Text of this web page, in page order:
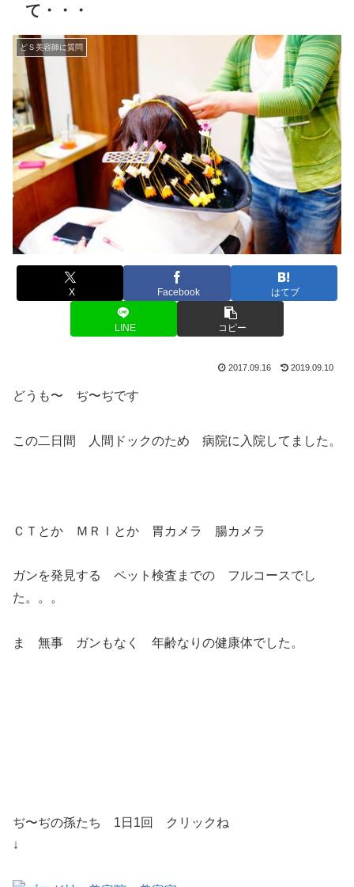
て・・・
どＳ美容師に質問
X Facebook はてブ
LINE コピー
2017.09.16 2019.09.10
どうも〜 ぢ〜ぢです
この二日間 人間ドックのため 病院に入院してました。
ＣＴとか ＭＲＩとか 胃カメラ 腸カメラ
ガンを発見する ペット検査までの フルコースでし
た。。。
ま 無事 ガンもなく 年齢なりの健康体でした。
ぢ〜ぢの孫たち 1日1回 クリックね
↓